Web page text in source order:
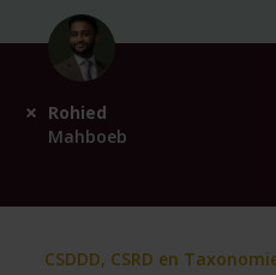
Rohied
Mahboeb
CSDDD, CSRD en